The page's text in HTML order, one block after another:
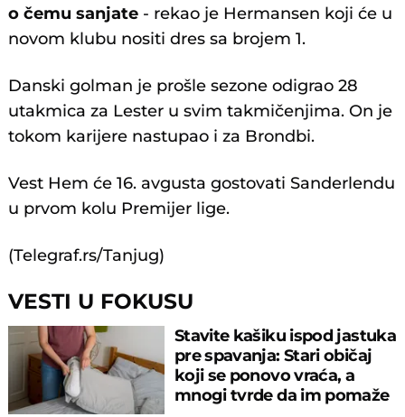
o čemu sanjate - rekao je Hermansen koji će u
novom klubu nositi dres sa brojem 1.
Danski golman je prošle sezone odigrao 28
utakmica za Lester u svim takmičenjima. On je
tokom karijere nastupao i za Brondbi.
Vest Hem će 16. avgusta gostovati Sanderlendu
u prvom kolu Premijer lige.
(Telegraf.rs/Tanjug)
VESTI U FOKUSU
Stavite kašiku ispod jastuka
pre spavanja: Stari običaj
koji se ponovo vraća, a
mnogi tvrde da im pomaže